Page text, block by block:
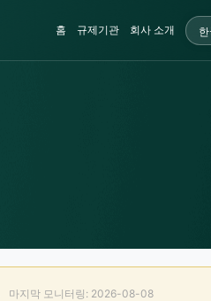
홈 규제기관 회사 소개
마지막 모니터링: 2026-08-08